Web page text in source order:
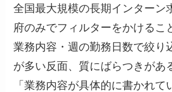
全国最大規模の長期インターン
府のみでフィルターをかけるこ
業務内容・週の勤務日数で絞り
が多い反面、質にばらつきがあ
「業務内容が具体的に書かれて